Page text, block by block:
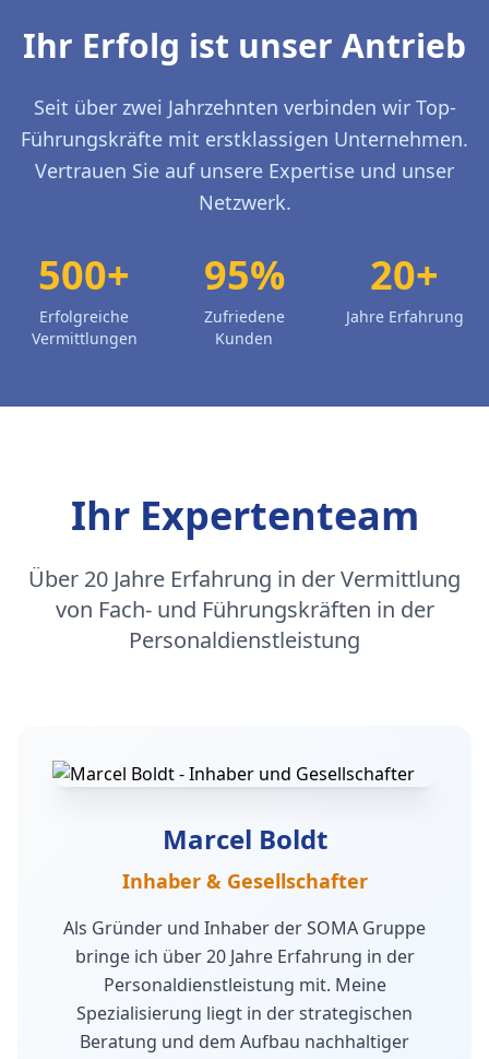
Ihr Erfolg ist unser Antrieb
Seit über zwei Jahrzehnten verbinden wir Top-
Führungskräfte mit erstklassigen Unternehmen.
Vertrauen Sie auf unsere Expertise und unser
Netzwerk.
500+
Erfolgreiche
Vermittlungen
95%
Zufriedene
Kunden
20+
Jahre Erfahrung
Ihr Expertenteam
Über 20 Jahre Erfahrung in der Vermittlung
von Fach- und Führungskräften in der
Personaldienstleistung
Marcel Boldt
Inhaber & Gesellschafter
Als Gründer und Inhaber der SOMA Gruppe
bringe ich über 20 Jahre Erfahrung in der
Personaldienstleistung mit. Meine
Spezialisierung liegt in der strategischen
Beratung und dem Aufbau nachhaltiger